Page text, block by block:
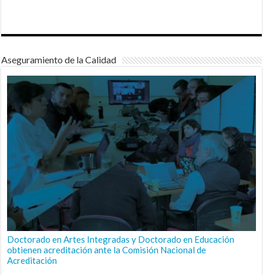
Aseguramiento de la Calidad
Doctorado en Artes Integradas y Doctorado en Educación
obtienen acreditación ante la Comisión Nacional de
Acreditación